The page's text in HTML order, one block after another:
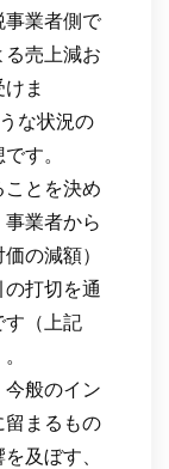
事業者側で
る売上減お
ま
な状況の
す。
ことを決め
業者から
の減額）
打切を通
す（上記
今般のイン
留まるもの
及ぼす、